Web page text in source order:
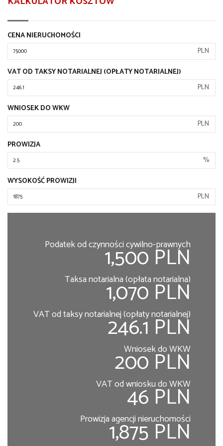
CENA NIERUCHOMOŚCI
PLN
VAT OD TAKSY NOTARIALNEJ (OPŁATY NOTARIALNEJ)
PLN
WNIOSEK DO WKW
PLN
PROWIZJA
%
WYSOKOŚĆ PROWIZJI
PLN
Podatek od czynności cywilno-prawnych
1,500 PLN
Taksa notarialna (opłata notarialna)
1,070 PLN
VAT od taksy notarialnej (opłaty notarialnej)
246.1 PLN
Wniosek do WKW
200 PLN
VAT od wniosku do WKW
46 PLN
Prowizja agencji nieruchomości
1,875 PLN